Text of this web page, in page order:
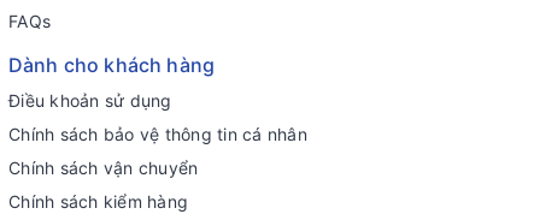
FAQs
Dành cho khách hàng
Điều khoản sử dụng
Chính sách bảo vệ thông tin cá nhân
Chính sách vận chuyển
Chính sách kiểm hàng